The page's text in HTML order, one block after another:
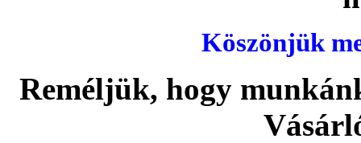
Köszönjük
Reméljük, hogy